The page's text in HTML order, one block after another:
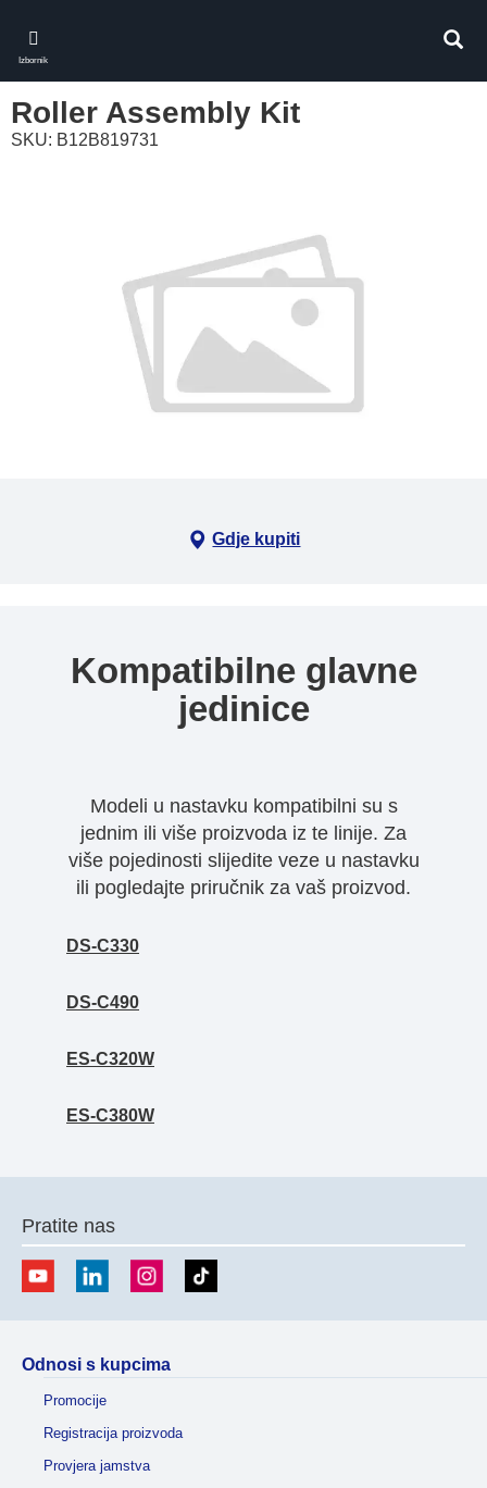
main
content
Izbornik
Roller Assembly Kit
SKU: B12B819731
Gdje kupiti
Kompatibilne glavne
jedinice
Modeli u nastavku kompatibilni su s
jednim ili više proizvoda iz te linije. Za
više pojedinosti slijedite veze u nastavku
ili pogledajte priručnik za vaš proizvod.
DS-C330
DS-C490
ES-C320W
ES-C380W
Pratite nas
Odnosi s kupcima
Promocije
Registracija proizvoda
Provjera jamstva